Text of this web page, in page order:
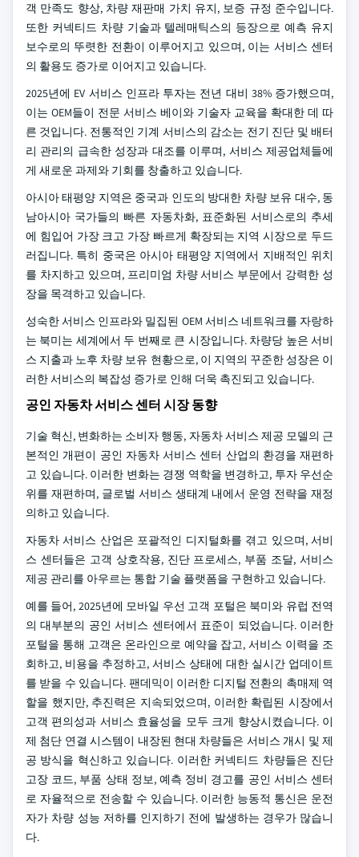
객 만족도 향상, 차량 재판매 가치 유지, 보증 규정 준수입니다.
또한 커넥티드 차량 기술과 텔레매틱스의 등장으로 예측 유지
보수로의 뚜렷한 전환이 이루어지고 있으며, 이는 서비스 센터
의 활용도 증가로 이어지고 있습니다.
2025년에 EV 서비스 인프라 투자는 전년 대비 38% 증가했으며,
이는 OEM들이 전문 서비스 베이와 기술자 교육을 확대한 데 따
른 것입니다. 전통적인 기계 서비스의 감소는 전기 진단 및 배터
리 관리의 급속한 성장과 대조를 이루며, 서비스 제공업체들에
게 새로운 과제와 기회를 창출하고 있습니다.
아시아 태평양 지역은 중국과 인도의 방대한 차량 보유 대수, 동
남아시아 국가들의 빠른 자동차화, 표준화된 서비스로의 추세
에 힘입어 가장 크고 가장 빠르게 확장되는 지역 시장으로 두드
러집니다. 특히 중국은 아시아 태평양 지역에서 지배적인 위치
를 차지하고 있으며, 프리미엄 차량 서비스 부문에서 강력한 성
장을 목격하고 있습니다.
성숙한 서비스 인프라와 밀집된 OEM 서비스 네트워크를 자랑하
는 북미는 세계에서 두 번째로 큰 시장입니다. 차량당 높은 서비
스 지출과 노후 차량 보유 현황으로, 이 지역의 꾸준한 성장은 이
러한 서비스의 복잡성 증가로 인해 더욱 촉진되고 있습니다.
공인 자동차 서비스 센터 시장 동향
기술 혁신, 변화하는 소비자 행동, 자동차 서비스 제공 모델의 근
본적인 개편이 공인 자동차 서비스 센터 산업의 환경을 재편하
고 있습니다. 이러한 변화는 경쟁 역학을 변경하고, 투자 우선순
위를 재편하며, 글로벌 서비스 생태계 내에서 운영 전략을 재정
의하고 있습니다.
자동차 서비스 산업은 포괄적인 디지털화를 겪고 있으며, 서비
스 센터들은 고객 상호작용, 진단 프로세스, 부품 조달, 서비스
제공 관리를 아우르는 통합 기술 플랫폼을 구현하고 있습니다.
예를 들어, 2025년에 모바일 우선 고객 포털은 북미와 유럽 전역
의 대부분의 공인 서비스 센터에서 표준이 되었습니다. 이러한
포털을 통해 고객은 온라인으로 예약을 잡고, 서비스 이력을 조
회하고, 비용을 추정하고, 서비스 상태에 대한 실시간 업데이트
를 받을 수 있습니다. 팬데믹이 이러한 디지털 전환의 촉매제 역
할을 했지만, 추진력은 지속되었으며, 이러한 확립된 시장에서
고객 편의성과 서비스 효율성을 모두 크게 향상시켰습니다.이
제 첨단 연결 시스템이 내장된 현대 차량들은 서비스 개시 및 제
공 방식을 혁신하고 있습니다. 이러한 커넥티드 차량들은 진단
고장 코드, 부품 상태 정보, 예측 정비 경고를 공인 서비스 센터
로 자율적으로 전송할 수 있습니다. 이러한 능동적 통신은 운전
자가 차량 성능 저하를 인지하기 전에 발생하는 경우가 많습니
다.